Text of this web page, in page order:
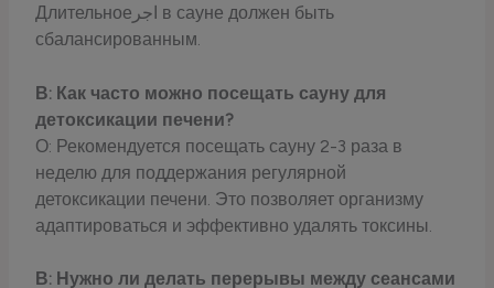
Длительноеاجر в сауне должен быть
сбалансированным.
В: Как часто можно посещать сауну для
детоксикации печени?
О: Рекомендуется посещать сауну 2-3 раза в
неделю для поддержания регулярной
детоксикации печени. Это позволяет организму
адаптироваться и эффективно удалять токсины.
В: Нужно ли делать перерывы между сеансами